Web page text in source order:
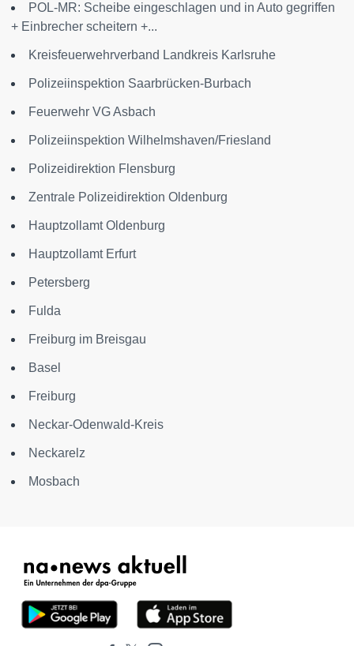
POL-MR: Scheibe eingeschlagen und in Auto gegriffen
+ Einbrecher scheitern +...
Kreisfeuerwehrverband Landkreis Karlsruhe
Polizeiinspektion Saarbrücken-Burbach
Feuerwehr VG Asbach
Polizeiinspektion Wilhelmshaven/Friesland
Polizeidirektion Flensburg
Zentrale Polizeidirektion Oldenburg
Hauptzollamt Oldenburg
Hauptzollamt Erfurt
Petersberg
Fulda
Freiburg im Breisgau
Basel
Freiburg
Neckar-Odenwald-Kreis
Neckarelz
Mosbach